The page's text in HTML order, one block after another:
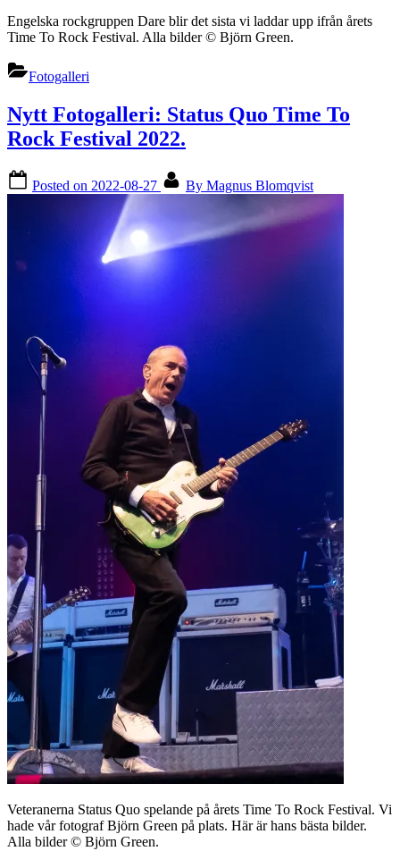
Engelska rockgruppen Dare blir det sista vi laddar upp ifrån årets
Time To Rock Festival. Alla bilder ©️ Björn Green.
Fotogalleri
Nytt Fotogalleri: Status Quo Time To
Rock Festival 2022.
Posted on 2022-08-27 By Magnus Blomqvist
Veteranerna Status Quo spelande på årets Time To Rock Festival. Vi
hade vår fotograf Björn Green på plats. Här är hans bästa bilder.
Alla bilder ©️ Björn Green.